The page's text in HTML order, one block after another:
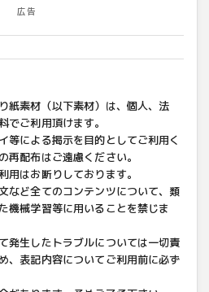
広告
紙素材（以下素材）は、個人、法
でご利用頂けます。
等による掲示を目的としてご利用く
再配布はご遠慮ください。
用はお断りしております。
など全てのコンテンツについて、類
機械学習等に用いることを禁じま
発生したトラブルについては一切責
、表記内容についてご利用前に必ず